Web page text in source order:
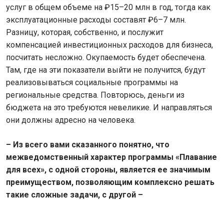
услуг в общем объеме на ₽15–20 млн в год, тогда как
эксплуатационные расходы составят ₽6–7 млн.
Разницу, которая, собственно, и послужит
компенсацией инвестиционных расходов для бизнеса,
посчитать несложно. Окупаемость будет обеспечена.
Там, где на эти показатели выйти не получится, будут
реализовываться социальные программы на
региональные средства. Повторюсь, деньги из
бюджета на это требуются невеликие. И направляться
они должны адресно на человека.
– Из всего вами сказанного понятно, что
межведомственный характер программы «Плавание
для всех», с одной стороны, является ее значимым
преимуществом, позволяющим комплексно решать
такие сложные задачи, с другой –